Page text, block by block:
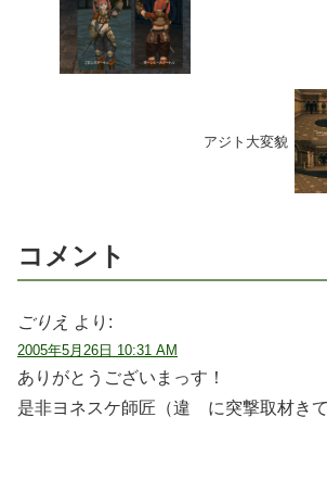
アジト大変貌
コメント
ごりえ より:
2005年5月26日 10:31 AM
ありがとうございまっす！
是非ヨネスケ師匠（違 に突撃取材きて